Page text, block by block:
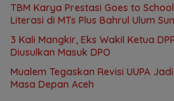
TBM Karya Prestasi Goes to
Literasi di MTs Plus Bahrul Ulum
3 Kali Mangkir, Eks Wakil Ketua
Diusulkan Masuk DPO
Mualem Tegaskan Revisi UUPA
Masa Depan Aceh